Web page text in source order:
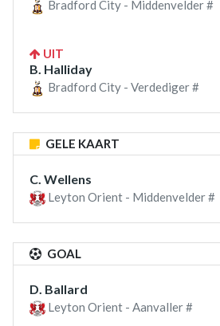
Bradford City - Middenvelder #
UIT
B. Halliday
Bradford City - Verdediger #
GELE KAART
C. Wellens
Leyton Orient - Middenvelder #
GOAL
D. Ballard
Leyton Orient - Aanvaller #